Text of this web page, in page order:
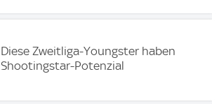
Diese Zweitliga-Youngster haben
Shootingstar-Potenzial